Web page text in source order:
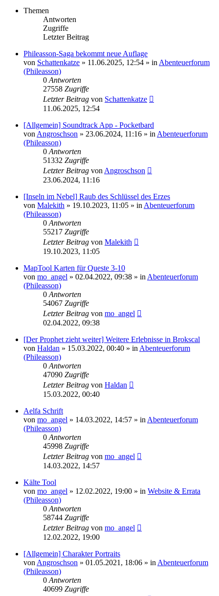
Themen
Antworten
Zugriffe
Letzter Beitrag
Phileasson-Saga bekommt neue Auflage
von Schattenkatze » 11.06.2025, 12:54 » in Abenteuerforum
(Phileasson)
0 Antworten
27558 Zugriffe
Letzter Beitrag von Schattenkatze
11.06.2025, 12:54
[Allgemein] Soundtrack App - Pocketbard
von Angroschson » 23.06.2024, 11:16 » in Abenteuerforum
(Phileasson)
0 Antworten
51332 Zugriffe
Letzter Beitrag von Angroschson
23.06.2024, 11:16
[Inseln im Nebel] Raub des Schlüssel des Erzes
von Malekith » 19.10.2023, 11:05 » in Abenteuerforum
(Phileasson)
0 Antworten
55217 Zugriffe
Letzter Beitrag von Malekith
19.10.2023, 11:05
MapTool Karten für Queste 3-10
von mo_angel » 02.04.2022, 09:38 » in Abenteuerforum
(Phileasson)
0 Antworten
54067 Zugriffe
Letzter Beitrag von mo_angel
02.04.2022, 09:38
[Der Prophet zieht weiter] Weitere Erlebnisse in Brokscal
von Haldan » 15.03.2022, 00:40 » in Abenteuerforum
(Phileasson)
0 Antworten
47090 Zugriffe
Letzter Beitrag von Haldan
15.03.2022, 00:40
Aelfa Schrift
von mo_angel » 14.03.2022, 14:57 » in Abenteuerforum
(Phileasson)
0 Antworten
45998 Zugriffe
Letzter Beitrag von mo_angel
14.03.2022, 14:57
Kälte Tool
von mo_angel » 12.02.2022, 19:00 » in Website & Errata
(Phileasson)
0 Antworten
58744 Zugriffe
Letzter Beitrag von mo_angel
12.02.2022, 19:00
[Allgemein] Charakter Portraits
von Angroschson » 01.05.2021, 18:06 » in Abenteuerforum
(Phileasson)
0 Antworten
40699 Zugriffe